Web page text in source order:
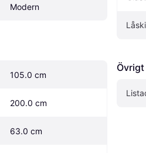
Modern
105.0 cm
200.0 cm
63.0 cm
Övrigt